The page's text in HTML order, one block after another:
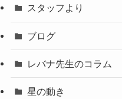
スタッフより
ブログ
レバナ先生のコラム
星の動き